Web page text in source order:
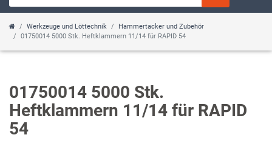
Werkzeuge und Löttechnik
Hammertacker und Zubehör
01750014 5000 Stk. Heftklammern 11/14 für RAPID 54
01750014 5000 Stk.
Heftklammern 11/14 für RAPID
54